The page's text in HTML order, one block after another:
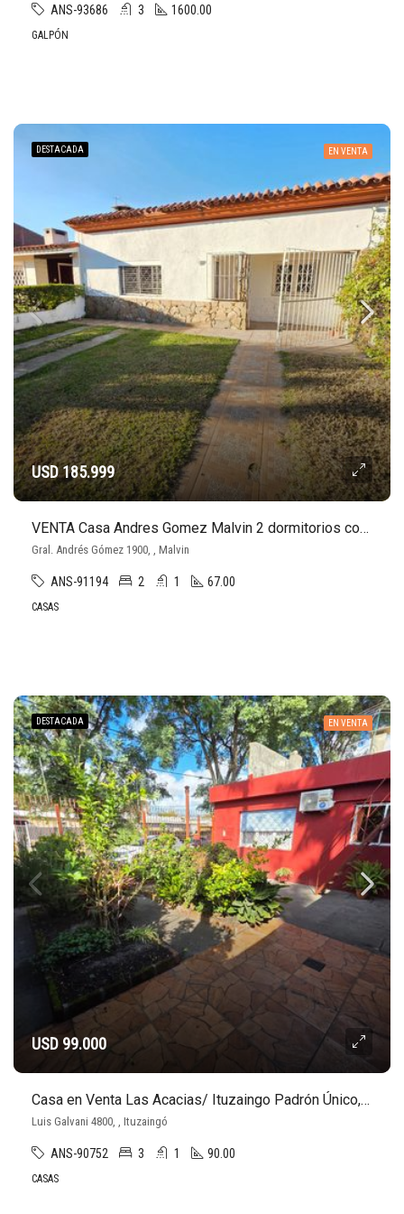
ANS-93686 3 1600.00
GALPÓN
DESTACADA EN VENTA
USD 185.999
VENTA Casa Andres Gomez Malvin 2 dormitorios cocheras 100m al norte de Av Italia
Gral. Andrés Gómez 1900, , Malvin
ANS-91194 2 1 67.00
CASAS
DESTACADA EN VENTA
USD 99.000
Casa en Venta Las Acacias/ Ituzaingo Padrón Único, 3 Dormitorios y Parrillero
Luis Galvani 4800, , Ituzaingó
ANS-90752 3 1 90.00
CASAS